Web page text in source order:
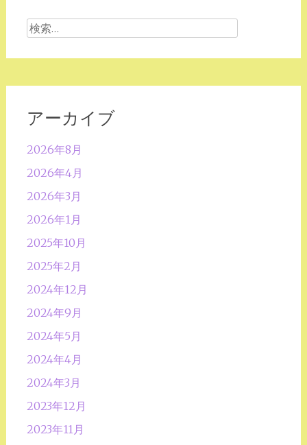
検
アーカイブ
2026年8月
2026年4月
2026年3月
2026年1月
2025年10月
2025年2月
2024年12月
2024年9月
2024年5月
2024年4月
2024年3月
2023年12月
2023年11月